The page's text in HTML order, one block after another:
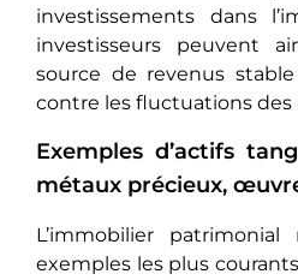
investissements dans
investisseurs peuvent
source de revenus
contre les fluctuations des
Exemples d’actifs
métaux précieux,
L’immobilier
exemples les plus